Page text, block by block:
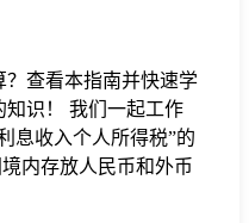
查看本指南并快速学
知识！ 我们一起工作
息收入个人所得税”的
内存放人民币和外币